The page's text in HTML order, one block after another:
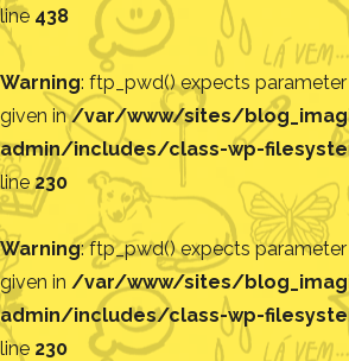
line 438
Warning: ftp_pwd() expects
given in/var/www/sites/
admin/includes/class-wp-
line230
Warning: ftp_pwd() expects
given in /var/www/sites/
admin/includes/class-wp-
line 230